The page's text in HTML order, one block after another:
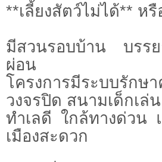
**เลี้ยงสัตว์ไม่ได้** ห
มีสวนรอบบ้าน บรร
ผ่อน
โครงการมีระบบรักษ
วงจรปิด สนามเด็กเล่
ทำเลดี ใกล้ทางด่วน
เมืองสะดวก